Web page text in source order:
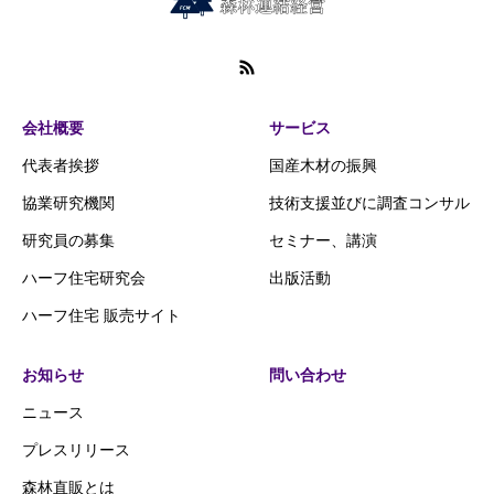
会社概要
代表者挨拶
協業研究機関
研究員の募集
ハーフ住宅研究会
ハーフ住宅 販売サイト
サービス
国産木材の振興
技術支援並びに調査コンサル
セミナー、講演
出版活動
お知らせ
ニュース
プレスリリース
森林直販とは
問い合わせ